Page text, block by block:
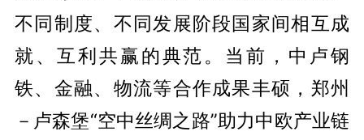
不同制度、不同发展阶段国家间相互成
就、互利共赢的典范。当前，中卢钢
铁、金融、物流等合作成果丰硕，郑州
－卢森堡“空中丝绸之路”助力中欧产业链